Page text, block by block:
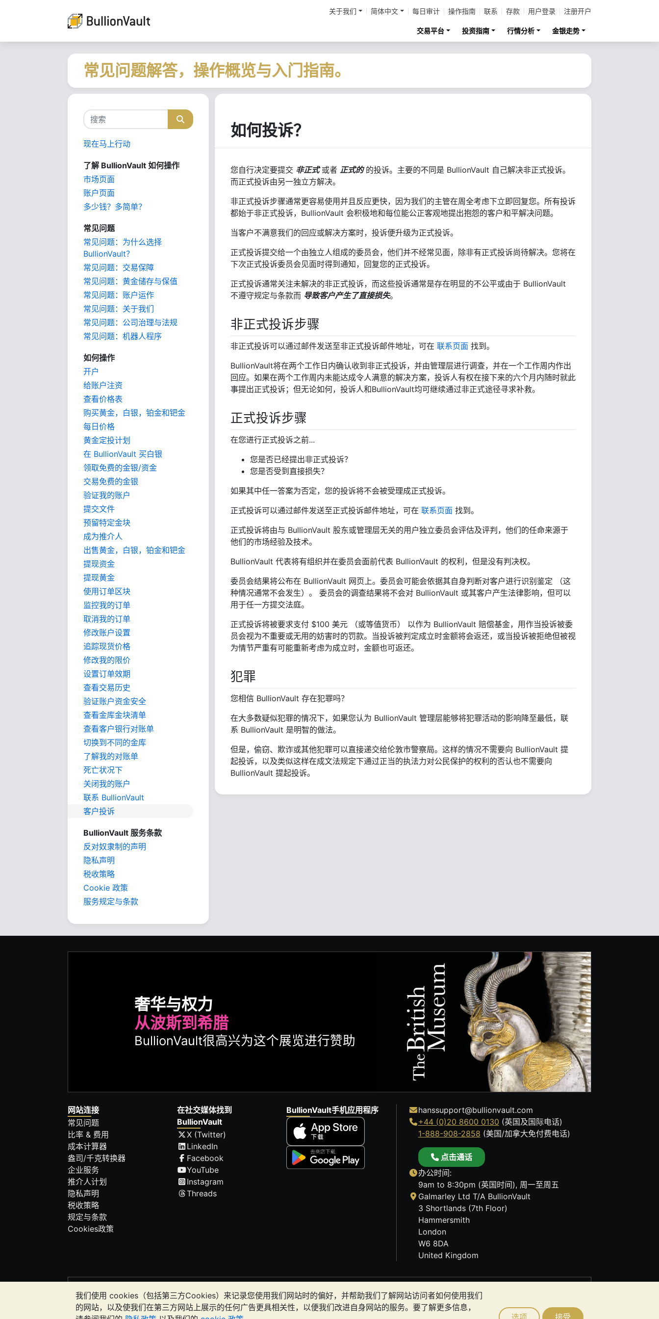
我们使用 cookies（包括第三方Cookies）来记录您使用我们网站时的偏好，并帮助我们了解网站访问者如何使用我们
的网站，以及使我们在第三方网站上展示的任何广告更具相关性，以便我们改进自身网站的服务。要了解更多信息，
选项 接受
关于我们 简体中文 每日审计 操作指南 联系 存款 用户登录 注册开户
交易平台 投资指南 行情分析 金银走势
常见问题解答，操作概览与入门指南。
现在马上行动
了解 BullionVault 如何操作
市场页面
账户页面
多少钱？多简单？
常见问题
常见问题：为什么选择
BullionVault？
常见问题：交易保障
常见问题：黄金储存与保值
常见问题：账户运作
常见问题：关于我们
常见问题：公司治理与法规
常见问题：机器人程序
如何操作
开户
给账户注资
查看价格表
购买黄金，白银，铂金和钯金
每日价格
黄金定投计划
在 BullionVault 买白银
领取免费的金银/资金
交易免费的金银
验证我的账户
提交文件
预留特定金块
成为推介人
出售黄金，白银，铂金和钯金
提现资金
提现黄金
使用订单区块
监控我的订单
取消我的订单
修改账户设置
追踪现货价格
修改我的限价
设置订单效期
查看交易历史
验证账户资金安全
查看金库金块清单
查看客户银行对账单
切换到不同的金库
了解我的对账单
死亡状况下
关闭我的账户
联系 BullionVault
客户投诉
BullionVault 服务条款
反对奴隶制的声明
隐私声明
税收策略
Cookie 政策
服务规定与条款
如何投诉？
您自行决定要提交 非正式或者 正式的的投诉。主要的不同是 BullionVault 自己解决非正式投诉。
而正式投诉由另一独立方解决。
非正式投诉步骤通常更容易使用并且反应更快，因为我们的主管在周全考虑下立即回复您。所有投诉
都始于非正式投诉，BullionVault 会积极地和每位能公正客观地提出抱怨的客户和平解决问题。
当客户不满意我们的回应或解决方案时，投诉便升级为正式投诉。
正式投诉提交给一个由独立人组成的委员会，他们并不经常见面，除非有正式投诉尚待解决。您将在
下次正式投诉委员会见面时得到通知，回复您的正式投诉。
正式投诉通常关注未解决的非正式投诉，而这些投诉通常是存在明显的不公平或由于 BullionVault
不遵守规定与条款而 导致客户产生了直接损失。
非正式投诉步骤
非正式投诉可以通过邮件发送至非正式投诉邮件地址，可在 联系页面 找到。
BullionVault将在两个工作日内确认收到非正式投诉，并由管理层进行调查，并在一个工作周内作出
回应。如果在两个工作周内未能达成令人满意的解决方案，投诉人有权在接下来的六个月内随时就此
事提出正式投诉；但无论如何，投诉人和BullionVault均可继续通过非正式途径寻求补救。
正式投诉步骤
在您进行正式投诉之前...
您是否已经提出非正式投诉？
您是否受到直接损失？
如果其中任一答案为否定，您的投诉将不会被受理成正式投诉。
正式投诉可以通过邮件发送至正式投诉邮件地址，可在 联系页面 找到。
正式投诉将由与 BullionVault 股东或管理层无关的用户独立委员会评估及评判，他们的任命来源于
他们的市场经验及技术。
BullionVault 代表将有组织并在委员会面前代表 BullionVault 的权利，但是没有判决权。
委员会结果将公布在 BullionVault 网页上。委员会可能会依据其自身判断对客户进行识别鉴定 （这
种情况通常不会发生）。 委员会的调查结果将不会对 BullionVault 或其客户产生法律影响，但可以
用于任一方提交法庭。
正式投诉将被要求支付 $100 美元 （或等值货币） 以作为 BullionVault 赔偿基金，用作当投诉被委
员会视为不重要或无用的妨害时的罚款。当投诉被判定成立时金额将会返还，或当投诉被拒绝但被视
为情节严重有可能重新考虑为成立时，金额也可返还。
犯罪
您相信 BullionVault 存在犯罪吗？
在大多数疑似犯罪的情况下，如果您认为 BullionVault 管理层能够将犯罪活动的影响降至最低，联
系 BullionVault 是明智的做法。
但是，偷窃、欺诈或其他犯罪可以直接递交给伦敦市警察局。这样的情况不需要向 BullionVault 提
起投诉，以及类似这样在成文法规定下通过正当的执法力对公民保护的权利的否认也不需要向
BullionVault 提起投诉。
奢华与权力
从波斯到希腊
BullionVault很高兴为这个展览进行赞助
网站连接
常见问题
比率 & 费用
成本计算器
盎司/千克转换器
企业服务
推介人计划
隐私声明
税收策略
规定与条款
Cookies政策
在社交媒体找到
BullionVault
X (Twitter)
LinkedIn
Facebook
YouTube
Instagram
Threads
BullionVault手机应用程序
hanssupport@bullionvault.com
+44 (0)20 8600 0130 (英国及国际电话)
1-888-908-2858 (美国/加拿大免付费电话)
点击通话
办公时间:
9am to 8:30pm (英国时间), 周一至周五
Galmarley Ltd T/A BullionVault
3 Shortlands (7th Floor)
Hammersmith
London
W6 8DA
United Kingdom
应该考虑寻求专业建议，以确定投资并持有金条是否适合您。